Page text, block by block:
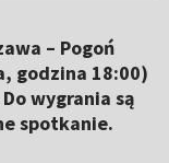
– Pogoń
godzina 18:00)
wygrania są
spotkanie.